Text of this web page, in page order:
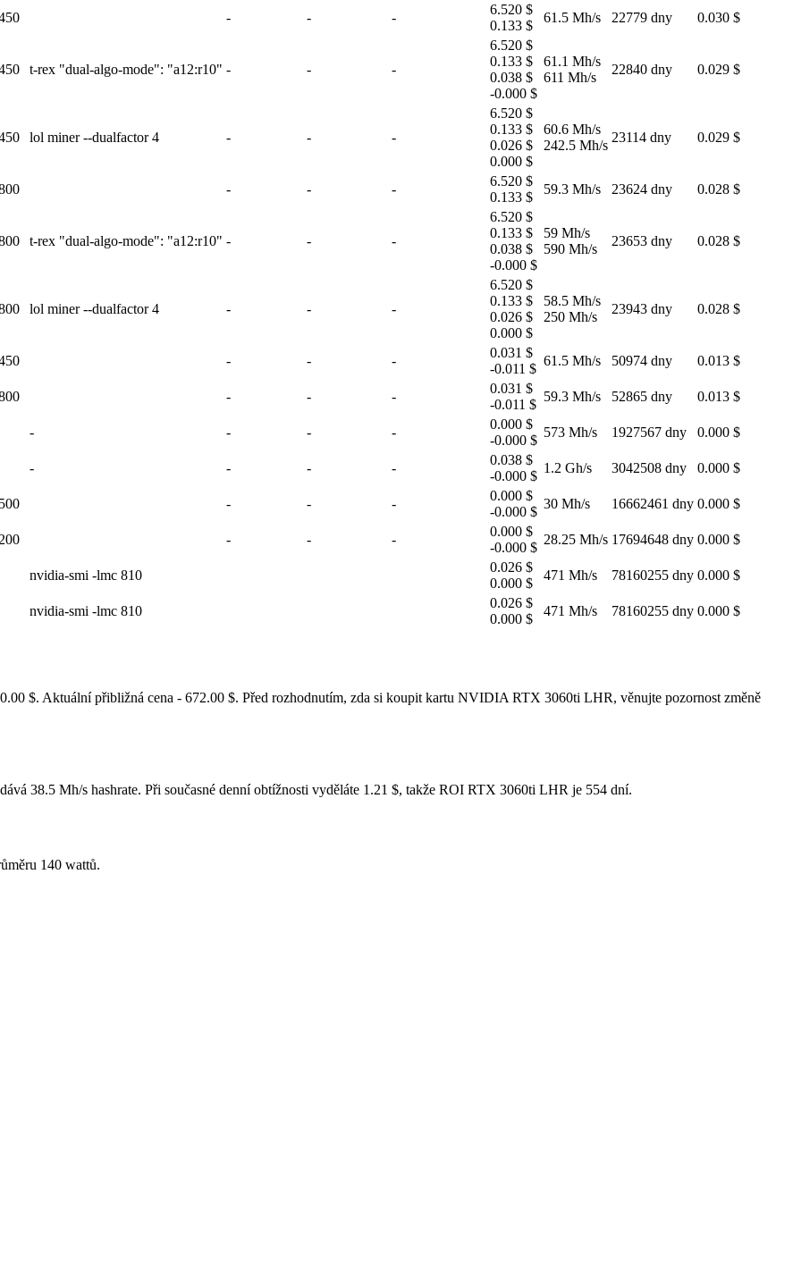
- - -
6.520 $
0.133 $
61.5 Mh/s 22779 dny 0.030 $
t-rex "dual-algo-mode": "a12:r10" - - -
6.520 $
0.133 $
0.038 $
-0.000 $
61.1 Mh/s
611 Mh/s
22840 dny 0.029 $
lol miner --dualfactor 4 - - -
6.520 $
0.133 $
0.026 $
0.000 $
60.6 Mh/s
242.5 Mh/s
23114 dny 0.029 $
- - -
6.520 $
0.133 $
59.3 Mh/s 23624 dny 0.028 $
t-rex "dual-algo-mode": "a12:r10" - - -
6.520 $
0.133 $
0.038 $
-0.000 $
59 Mh/s
590 Mh/s
23653 dny 0.028 $
lol miner --dualfactor 4 - - -
6.520 $
0.133 $
0.026 $
0.000 $
58.5 Mh/s
250 Mh/s
23943 dny 0.028 $
- - -
0.031 $
-0.011 $
61.5 Mh/s 50974 dny 0.013 $
- - -
0.031 $
-0.011 $
59.3 Mh/s 52865 dny 0.013 $
- - - -
0.000 $
-0.000 $
573 Mh/s 1927567 dny 0.000 $
- - - -
0.038 $
-0.000 $
1.2 Gh/s 3042508 dny 0.000 $
- - -
0.000 $
-0.000 $
30 Mh/s 16662461 dny 0.000 $
- - -
0.000 $
-0.000 $
28.25 Mh/s 17694648 dny 0.000 $
nvidia-smi -lmc 810
0.026 $
0.000 $
471 Mh/s 78160255 dny 0.000 $
nvidia-smi -lmc 810
0.026 $
0.000 $
471 Mh/s 78160255 dny 0.000 $
$. Aktuální přibližná cena - 672.00 $. Před rozhodnutím, zda si koupit kartu NVIDIA RTX 3060ti LHR, věnujte pozornost změně
38.5 Mh/s hashrate. Při současné denní obtížnosti vyděláte 1.21 $, takže ROI RTX 3060ti LHR je 554 dní.
140 wattů.